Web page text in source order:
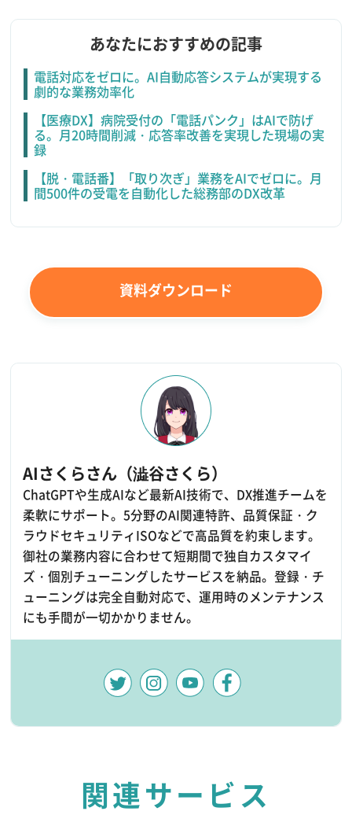
あなたにおすすめの記事
電話対応をゼロに。AI自動応答システムが実現する
劇的な業務効率化
【医療DX】病院受付の「電話パンク」はAIで防げ
る。月20時間削減・応答率改善を実現した現場の実
録
【脱・電話番】「取り次ぎ」業務をAIでゼロに。月
間500件の受電を自動化した総務部のDX改革
資料ダウンロード
AIさくらさん（澁谷さくら）
ChatGPTや生成AIなど最新AI技術で、DX推進チームを
柔軟にサポート。5分野のAI関連特許、品質保証・ク
ラウドセキュリティISOなどで高品質を約束します。
御社の業務内容に合わせて短期間で独自カスタマイ
ズ・個別チューニングしたサービスを納品。登録・チ
ューニングは完全自動対応で、運用時のメンテナンス
にも手間が一切かかりません。
関連サービス